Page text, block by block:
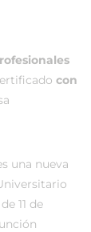
con
una nueva
11 de